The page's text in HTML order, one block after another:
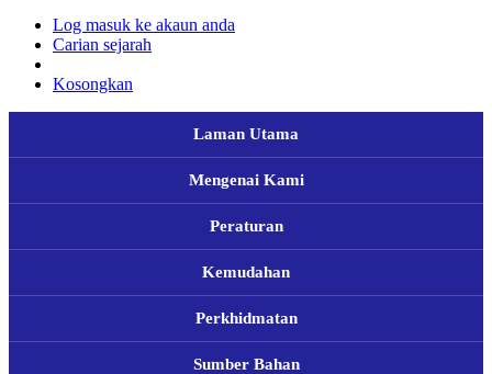
Log masuk ke akaun anda
Carian sejarah
Kosongkan
Laman Utama
Mengenai Kami
Peraturan
Kemudahan
Perkhidmatan
Sumber Bahan